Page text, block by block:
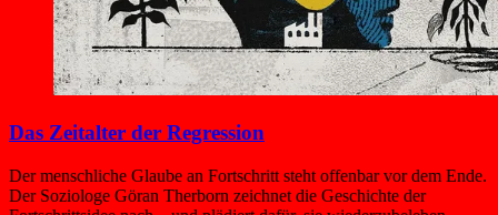
Das Zeitalter der Regression
Der menschliche Glaube an Fortschritt steht offenbar vor dem Ende.
Der Soziologe Göran Therborn zeichnet die Geschichte der